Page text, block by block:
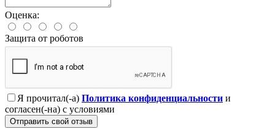
Оценка:
Защита от роботов
Я прочитал(-а) Политика конфиденциальности и
согласен(-на) с условиями
Отправить свой отзыв